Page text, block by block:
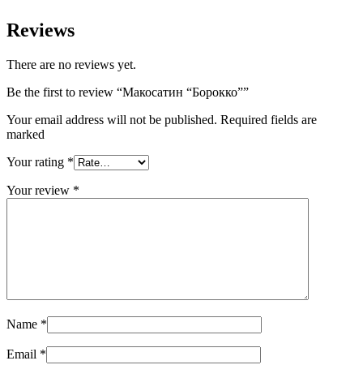
Reviews
There are no reviews yet.
Be the first to review “Макосатин “Борокко””
Your email address will not be published. Required fields are
marked
Your rating *
Your review *
Name *
Email *